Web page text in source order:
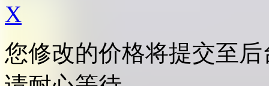
X
您修改的价格将提交至